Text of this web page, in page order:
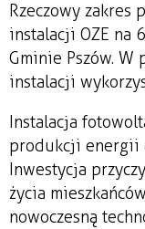
Rzeczowy zakres
instalacji OZE na
Gminie Pszów. W
instalacji
Instalacja
produkcji energii
Inwestycja
życia
nowoczesną